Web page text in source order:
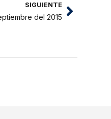
SIGUIENTE
del 2015